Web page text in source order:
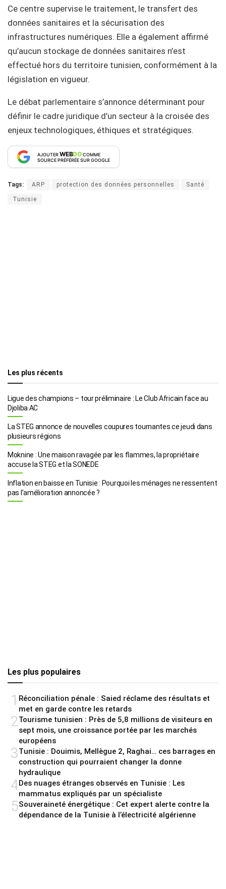
Ce centre supervise le traitement, le transfert des
données sanitaires et la sécurisation des
infrastructures numériques. Elle a également affirmé
qu’aucun stockage de données sanitaires n’est
effectué hors du territoire tunisien, conformément à la
législation en vigueur.
Le débat parlementaire s’annonce déterminant pour
définir le cadre juridique d’un secteur à la croisée des
enjeux technologiques, éthiques et stratégiques.
AJOUTERWEBDOCOMME
SOURCE PRÉFÉRÉE SUR GOOGLE
Tags: ARP protection des données personnelles Santé
Tunisie
Les plus récents
Ligue des champions – tour préliminaire : Le Club Africain face au
Djoliba AC
La STEG annonce de nouvelles coupures tournantes ce jeudi dans
plusieurs régions
Moknine : Une maison ravagée par les flammes, la propriétaire
accuse la STEG et la SONEDE
Inflation en baisse en Tunisie : Pourquoi les ménages ne ressentent
pas l’amélioration annoncée ?
Les plus populaires
1 Réconciliation pénale : Saied réclame des résultats et
met en garde contre les retards
2Tourisme tunisien : Près de 5,8 millions de visiteurs en
sept mois, une croissance portée par les marchés
européens
3Tunisie : Douimis, Mellègue 2, Raghai… ces barrages en
construction qui pourraient changer la donne
hydraulique
4Des nuages étranges observés en Tunisie : Les
mammatus expliqués par un spécialiste
5Souveraineté énergétique : Cet expert alerte contre la
dépendance de la Tunisie à l’électricité algérienne